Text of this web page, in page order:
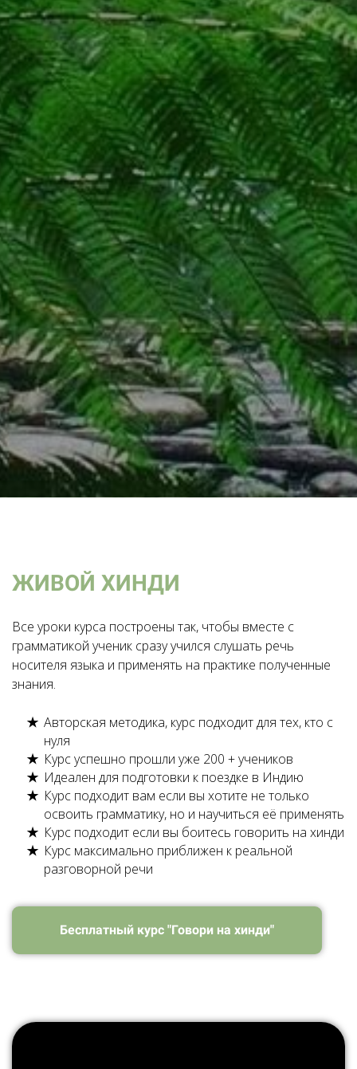
ЖИВОЙ ХИНДИ
Все уроки курса построены так, чтобы вместе с
грамматикой ученик сразу учился слушать речь
носителя языка и применять на практике полученные
знания.
Авторская методика, курс подходит для тех, кто с
нуля
Курс успешно прошли уже 200 + учеников
Идеален для подготовки к поездке в Индию
Курс подходит вам если вы хотите не только
освоить грамматику, но и научиться её применять
Курс подходит если вы боитесь говорить на хинди
Курс максимально приближен к реальной
разговорной речи
Бесплатный курс "Говори на хинди"